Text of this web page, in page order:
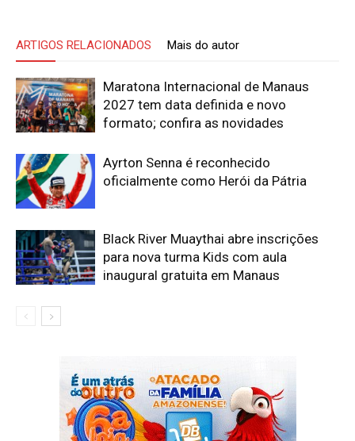
ARTIGOS RELACIONADOS Mais do autor
Maratona Internacional de Manaus
2027 tem data definida e novo
formato; confira as novidades
Ayrton Senna é reconhecido
oficialmente como Herói da Pátria
Black River Muaythai abre inscrições
para nova turma Kids com aula
inaugural gratuita em Manaus